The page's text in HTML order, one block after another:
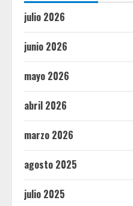
julio 2026
junio 2026
mayo 2026
abril 2026
marzo 2026
agosto 2025
julio 2025